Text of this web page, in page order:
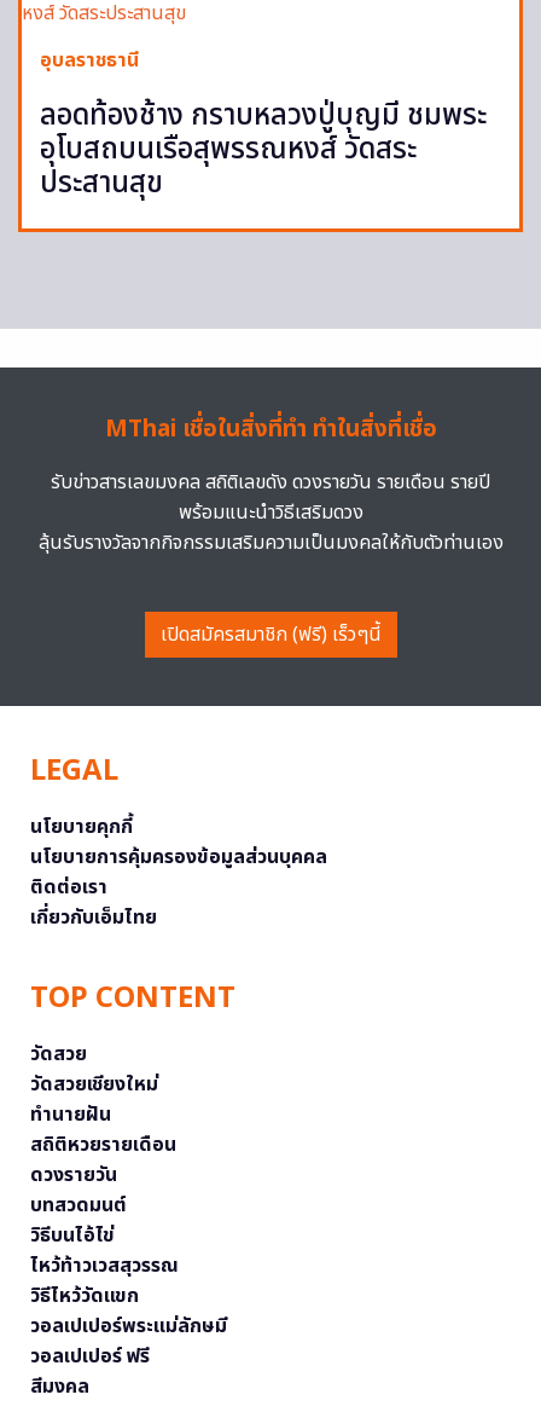
อุบลราชธานี
ลอดท้องช้าง กราบหลวงปู่บุญมี ชมพระ
อุโบสถบนเรือสุพรรณหงส์ วัดสระ
ประสานสุข
MThai เชื่อในสิ่งที่ทำ ทำในสิ่งที่เชื่อ
รับข่าวสารเลขมงคล สถิติเลขดัง ดวงรายวัน รายเดือน รายปี
พร้อมแนะนำวิธีเสริมดวง
ลุ้นรับรางวัลจากกิจกรรมเสริมความเป็นมงคลให้กับตัวท่านเอง
เปิดสมัครสมาชิก (ฟรี) เร็วๆนี้
LEGAL
นโยบายคุกกี้
นโยบายการคุ้มครองข้อมูลส่วนบุคคล
ติดต่อเรา
เกี่ยวกับเอ็มไทย
TOP CONTENT
วัดสวย
วัดสวยเชียงใหม่
ทำนายฝัน
สถิติหวยรายเดือน
ดวงรายวัน
บทสวดมนต์
วิธีบนไอ้ไข่
ไหว้ท้าวเวสสุวรรณ
วิธีไหว้วัดแขก
วอลเปเปอร์พระแม่ลักษมี
วอลเปเปอร์ ฟรี
สีมงคล